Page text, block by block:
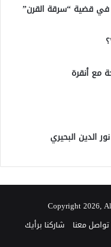
في قضية “سرقة القرن”
مع أنقرة
الدين البحيري
تواصل معنا
شاركنا برأيك